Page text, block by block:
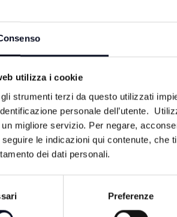
utilizza i cookie
strumenti terzi da questo utilizzati
personale dell’utente.
migliore servizio. Per negare,
le indicazioni qui contenute, che
dei dati personali.
Preferenze
23 GIUGNO 2026
IPPICA: Il clou del Savio
Luongo | VIDEO